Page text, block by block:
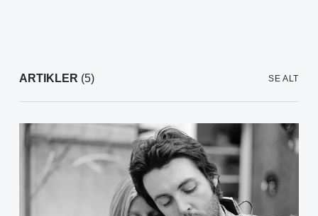
ARTIKLER (5) SE ALT